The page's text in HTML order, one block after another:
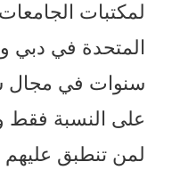
لمكتبات
المتحدة في
سنوات في مجال
على النسبة فقط
لمن تنطبق